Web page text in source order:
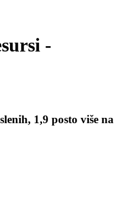
-
1,9 posto više na